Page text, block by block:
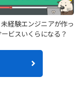
未経験エンジニアが作っ
ビスいくらになる？